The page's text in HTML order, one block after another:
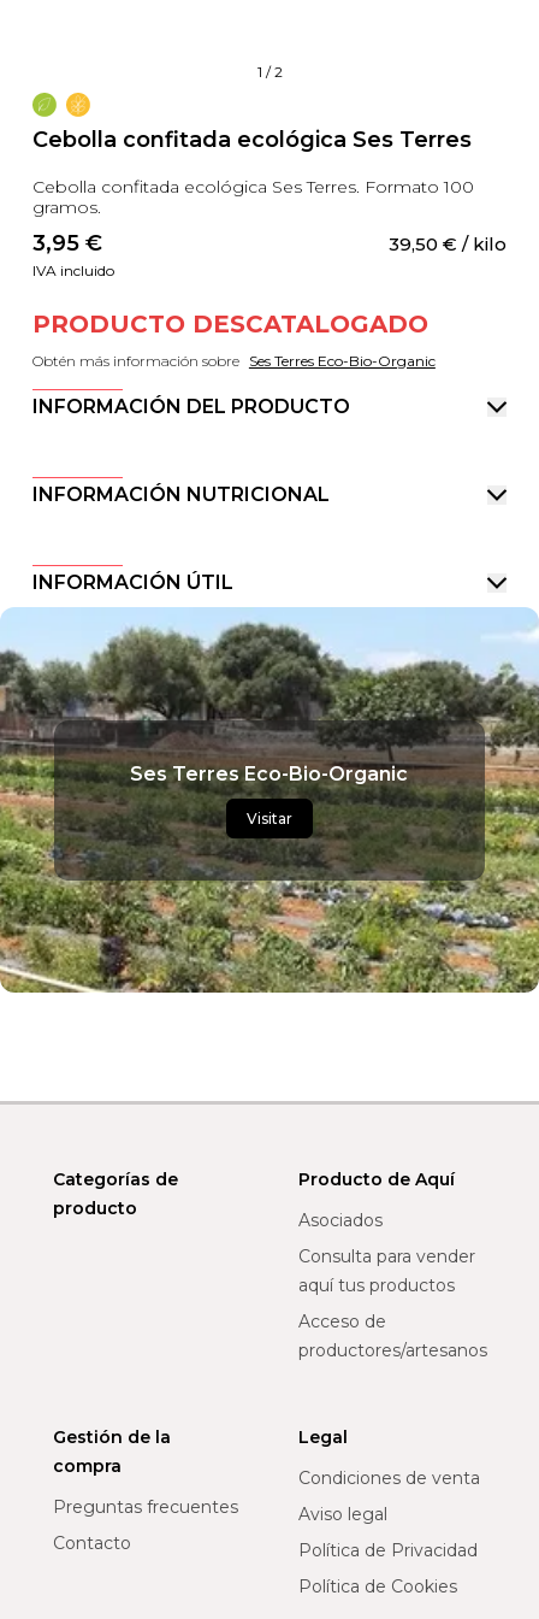
1 /2
Cebolla confitada ecológica Ses Terres
Cebolla confitada ecológica Ses Terres. Formato 100
gramos.
3,95 € 39,50 € / kilo
IVA incluido
PRODUCTO DESCATALOGADO
Obtén más información sobre Ses Terres Eco-Bio-Organic
INFORMACIÓN DEL PRODUCTO
INFORMACIÓN NUTRICIONAL
INFORMACIÓN ÚTIL
Ses Terres Eco-Bio-Organic
Visitar
Categorías de
producto
Producto de Aquí
Asociados
Consulta para vender
aquí tus productos
Acceso de
productores/artesanos
Gestión de la
compra
Preguntas frecuentes
Contacto
Legal
Condiciones de venta
Aviso legal
Política de Privacidad
Política de Cookies